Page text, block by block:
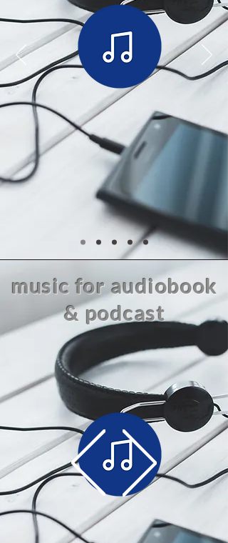
music for audiobook
& podcast